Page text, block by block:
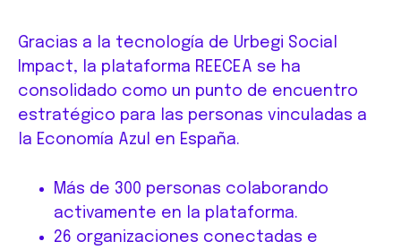
Gracias a la tecnología de Urbegi Social
Impact, la plataforma REECEA se ha
consolidado como un punto de encuentro
estratégico para las personas vinculadas a
la Economía Azul en España.
Más de 300 personas colaborando
activamente en la plataforma.
26 organizaciones conectadas e